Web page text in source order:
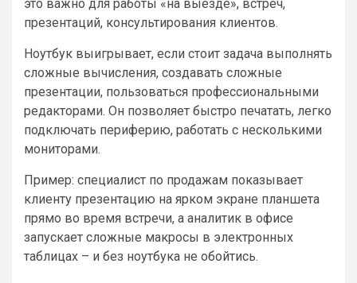
это важно для работы «на выезде», встреч,
презентаций, консультирования клиентов.
Ноутбук выигрывает, если стоит задача выполнять
сложные вычисления, создавать сложные
презентации, пользоваться профессиональными
редакторами. Он позволяет быстро печатать, легко
подключать периферию, работать с несколькими
мониторами.
Пример: специалист по продажам показывает
клиенту презентацию на ярком экране планшета
прямо во время встречи, а аналитик в офисе
запускает сложные макросы в электронных
таблицах – и без ноутбука не обойтись.